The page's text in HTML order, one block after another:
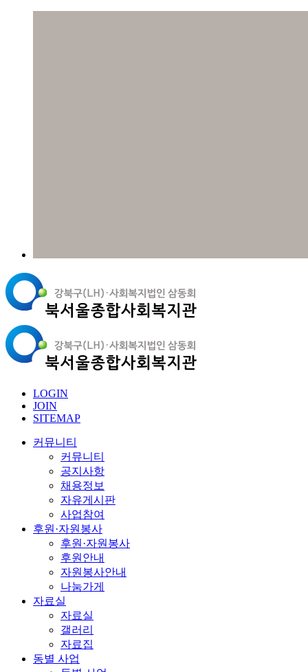
LOGIN
JOIN
SITEMAP
커뮤니티
커뮤니티
공지사항
채용정보
자유게시판
사업참여
후원·자원봉사
후원·자원봉사
후원안내
자원봉사안내
나눔가게
자료실
자료실
갤러리
자료집
동별 사업